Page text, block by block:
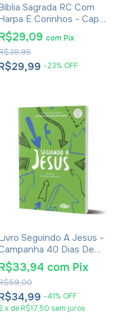
Sagrada RC Com
E Corinhos - Capa
Leão Rei Dos Reis
-23% OFF
com Pix
Seguindo A Jesus -
40 Dias De
-41% OFF
com Pix
x de R$17,50 sem juros